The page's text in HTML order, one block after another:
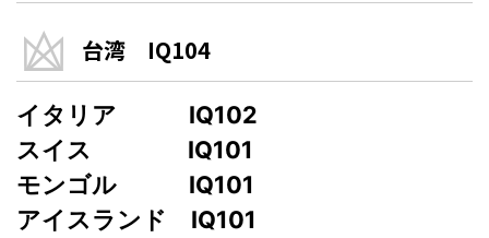
台湾 IQ104
イタリア IQ102
スイス IQ101
モンゴル IQ101
アイスランド IQ101